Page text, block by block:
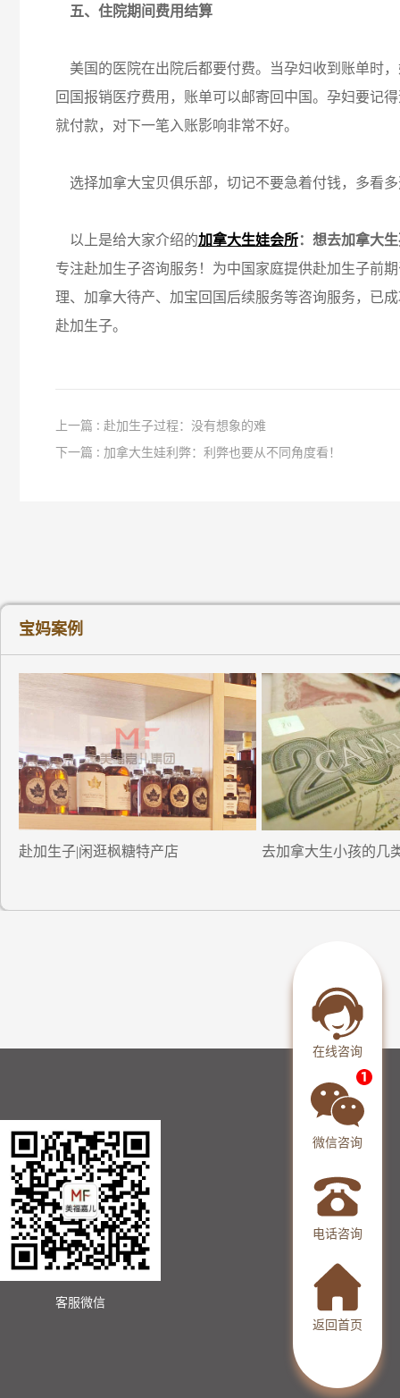
五、住院期间费用结算
美国的医院在出院后都要付费。当孕妇收到账单时
回国报销医疗费用，账单可以邮寄回中国。孕妇要记
就付款，对下一笔入账影响非常不好。
选择加拿大宝贝俱乐部，切记不要急着付钱，多看
以上是给大家介绍的加拿大生娃会所：想去加拿大
专注赴加生子咨询服务！为中国家庭提供赴加生子前
理、加拿大待产、加宝回国后续服务等咨询服务，已
赴加生子。
上一篇 : 赴加生子过程：没有想象的难
下一篇 : 加拿大生娃利弊：利弊也要从不同角度看！
宝妈案例
赴加生子|闲逛枫糖特产店 去加拿大生小孩的几
在线咨询
微信咨询
电话咨询
返回首页
客服微信